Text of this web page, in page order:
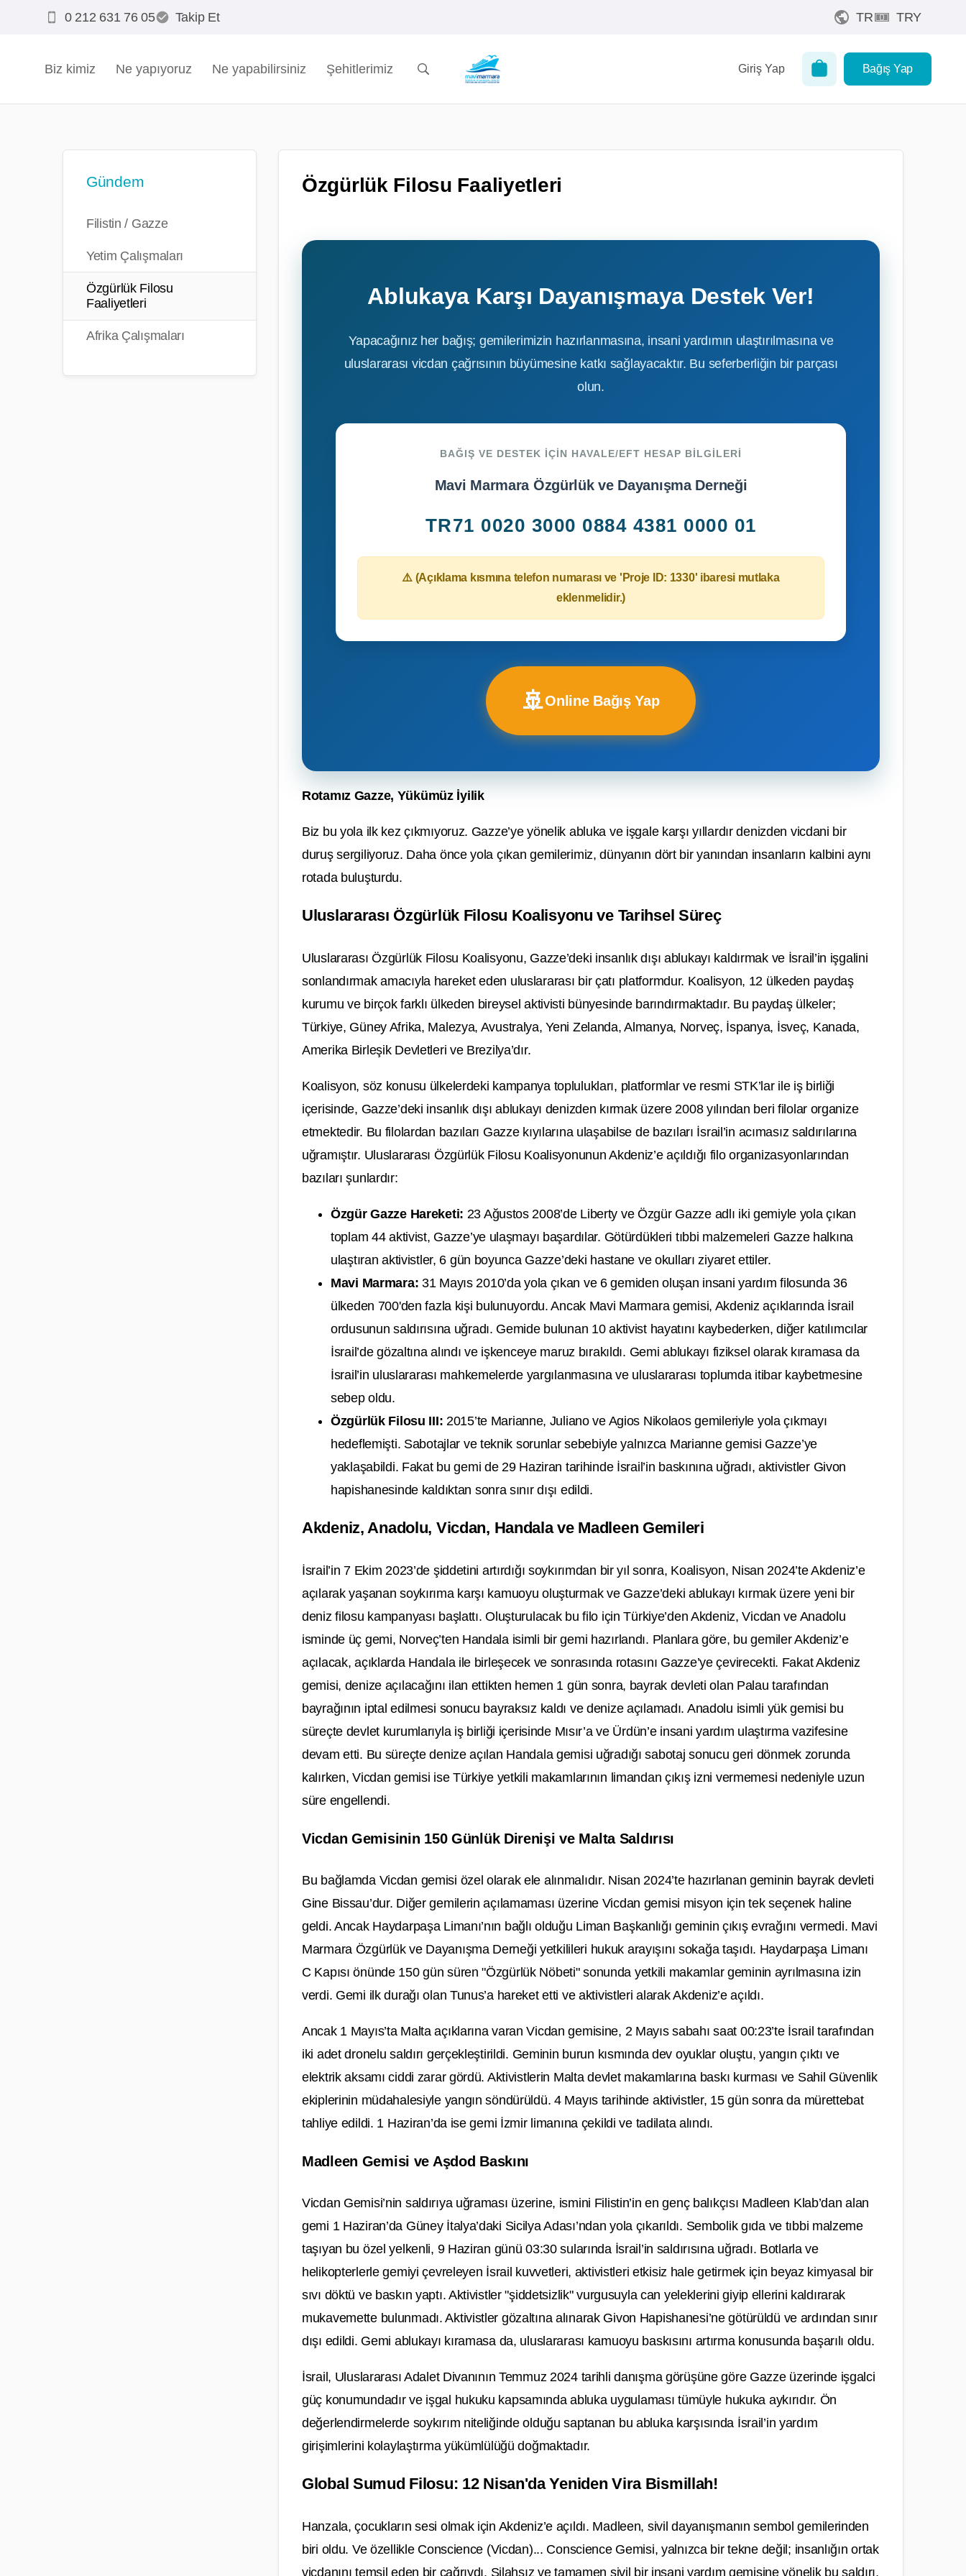
0 212 631 76 05 Takip Et TR TRY
Biz kimiz Ne yapıyoruz Ne yapabilirsiniz Şehitlerimiz Giriş Yap Bağış Yap
Gündem
Filistin / Gazze
Yetim Çalışmaları
Özgürlük Filosu
Faaliyetleri
Afrika Çalışmaları
Özgürlük Filosu Faaliyetleri
Ablukaya Karşı Dayanışmaya Destek Ver!
Yapacağınız her bağış; gemilerimizin hazırlanmasına, insani yardımın ulaştırılmasına ve
uluslararası vicdan çağrısının büyümesine katkı sağlayacaktır. Bu seferberliğin bir parçası
olun.
BAĞIŞ VE DESTEK İÇIN HAVALE/EFT HESAP BILGILERI
Mavi Marmara Özgürlük ve Dayanışma Derneği
TR71 0020 3000 0884 4381 0000 01
⚠️ (Açıklama kısmına telefon numarası ve 'Proje ID: 1330' ibaresi mutlaka
eklenmelidir.)
🚢Online Bağış Yap
Rotamız Gazze, Yükümüz İyilik
Biz bu yola ilk kez çıkmıyoruz. Gazze’ye yönelik abluka ve işgale karşı yıllardır denizden vicdani bir
duruş sergiliyoruz. Daha önce yola çıkan gemilerimiz, dünyanın dört bir yanından insanların kalbini aynı
rotada buluşturdu.
Uluslararası Özgürlük Filosu Koalisyonu ve Tarihsel Süreç
Uluslararası Özgürlük Filosu Koalisyonu, Gazze’deki insanlık dışı ablukayı kaldırmak ve İsrail’in işgalini
sonlandırmak amacıyla hareket eden uluslararası bir çatı platformdur. Koalisyon, 12 ülkeden paydaş
kurumu ve birçok farklı ülkeden bireysel aktivisti bünyesinde barındırmaktadır. Bu paydaş ülkeler;
Türkiye, Güney Afrika, Malezya, Avustralya, Yeni Zelanda, Almanya, Norveç, İspanya, İsveç, Kanada,
Amerika Birleşik Devletleri ve Brezilya’dır.
Koalisyon, söz konusu ülkelerdeki kampanya toplulukları, platformlar ve resmi STK’lar ile iş birliği
içerisinde, Gazze’deki insanlık dışı ablukayı denizden kırmak üzere 2008 yılından beri filolar organize
etmektedir. Bu filolardan bazıları Gazze kıyılarına ulaşabilse de bazıları İsrail’in acımasız saldırılarına
uğramıştır. Uluslararası Özgürlük Filosu Koalisyonunun Akdeniz’e açıldığı filo organizasyonlarından
bazıları şunlardır:
Özgür Gazze Hareketi: 23 Ağustos 2008’de Liberty ve Özgür Gazze adlı iki gemiyle yola çıkan
toplam 44 aktivist, Gazze’ye ulaşmayı başardılar. Götürdükleri tıbbi malzemeleri Gazze halkına
ulaştıran aktivistler, 6 gün boyunca Gazze’deki hastane ve okulları ziyaret ettiler.
Mavi Marmara: 31 Mayıs 2010’da yola çıkan ve 6 gemiden oluşan insani yardım filosunda 36
ülkeden 700'den fazla kişi bulunuyordu. Ancak Mavi Marmara gemisi, Akdeniz açıklarında İsrail
ordusunun saldırısına uğradı. Gemide bulunan 10 aktivist hayatını kaybederken, diğer katılımcılar
İsrail’de gözaltına alındı ve işkenceye maruz bırakıldı. Gemi ablukayı fiziksel olarak kıramasa da
İsrail’in uluslararası mahkemelerde yargılanmasına ve uluslararası toplumda itibar kaybetmesine
sebep oldu.
Özgürlük Filosu III: 2015’te Marianne, Juliano ve Agios Nikolaos gemileriyle yola çıkmayı
hedeflemişti. Sabotajlar ve teknik sorunlar sebebiyle yalnızca Marianne gemisi Gazze’ye
yaklaşabildi. Fakat bu gemi de 29 Haziran tarihinde İsrail’in baskınına uğradı, aktivistler Givon
hapishanesinde kaldıktan sonra sınır dışı edildi.
Akdeniz, Anadolu, Vicdan, Handala ve Madleen Gemileri
İsrail’in 7 Ekim 2023’de şiddetini artırdığı soykırımdan bir yıl sonra, Koalisyon, Nisan 2024’te Akdeniz’e
açılarak yaşanan soykırıma karşı kamuoyu oluşturmak ve Gazze’deki ablukayı kırmak üzere yeni bir
deniz filosu kampanyası başlattı. Oluşturulacak bu filo için Türkiye’den Akdeniz, Vicdan ve Anadolu
isminde üç gemi, Norveç’ten Handala isimli bir gemi hazırlandı. Planlara göre, bu gemiler Akdeniz’e
açılacak, açıklarda Handala ile birleşecek ve sonrasında rotasını Gazze’ye çevirecekti. Fakat Akdeniz
gemisi, denize açılacağını ilan ettikten hemen 1 gün sonra, bayrak devleti olan Palau tarafından
bayrağının iptal edilmesi sonucu bayraksız kaldı ve denize açılamadı. Anadolu isimli yük gemisi bu
süreçte devlet kurumlarıyla iş birliği içerisinde Mısır’a ve Ürdün’e insani yardım ulaştırma vazifesine
devam etti. Bu süreçte denize açılan Handala gemisi uğradığı sabotaj sonucu geri dönmek zorunda
kalırken, Vicdan gemisi ise Türkiye yetkili makamlarının limandan çıkış izni vermemesi nedeniyle uzun
süre engellendi.
Vicdan Gemisinin 150 Günlük Direnişi ve Malta Saldırısı
Bu bağlamda Vicdan gemisi özel olarak ele alınmalıdır. Nisan 2024’te hazırlanan geminin bayrak devleti
Gine Bissau’dur. Diğer gemilerin açılamaması üzerine Vicdan gemisi misyon için tek seçenek haline
geldi. Ancak Haydarpaşa Limanı’nın bağlı olduğu Liman Başkanlığı geminin çıkış evrağını vermedi. Mavi
Marmara Özgürlük ve Dayanışma Derneği yetkilileri hukuk arayışını sokağa taşıdı. Haydarpaşa Limanı
C Kapısı önünde 150 gün süren "Özgürlük Nöbeti" sonunda yetkili makamlar geminin ayrılmasına izin
verdi. Gemi ilk durağı olan Tunus’a hareket etti ve aktivistleri alarak Akdeniz’e açıldı.
Ancak 1 Mayıs’ta Malta açıklarına varan Vicdan gemisine, 2 Mayıs sabahı saat 00:23’te İsrail tarafından
iki adet dronelu saldırı gerçekleştirildi. Geminin burun kısmında dev oyuklar oluştu, yangın çıktı ve
elektrik aksamı ciddi zarar gördü. Aktivistlerin Malta devlet makamlarına baskı kurması ve Sahil Güvenlik
ekiplerinin müdahalesiyle yangın söndürüldü. 4 Mayıs tarihinde aktivistler, 15 gün sonra da mürettebat
tahliye edildi. 1 Haziran’da ise gemi İzmir limanına çekildi ve tadilata alındı.
Madleen Gemisi ve Aşdod Baskını
Vicdan Gemisi’nin saldırıya uğraması üzerine, ismini Filistin’in en genç balıkçısı Madleen Klab’dan alan
gemi 1 Haziran’da Güney İtalya’daki Sicilya Adası’ndan yola çıkarıldı. Sembolik gıda ve tıbbi malzeme
taşıyan bu özel yelkenli, 9 Haziran günü 03:30 sularında İsrail’in saldırısına uğradı. Botlarla ve
helikopterlerle gemiyi çevreleyen İsrail kuvvetleri, aktivistleri etkisiz hale getirmek için beyaz kimyasal bir
sıvı döktü ve baskın yaptı. Aktivistler "şiddetsizlik" vurgusuyla can yeleklerini giyip ellerini kaldırarak
mukavemette bulunmadı. Aktivistler gözaltına alınarak Givon Hapishanesi’ne götürüldü ve ardından sınır
dışı edildi. Gemi ablukayı kıramasa da, uluslararası kamuoyu baskısını artırma konusunda başarılı oldu.
İsrail, Uluslararası Adalet Divanının Temmuz 2024 tarihli danışma görüşüne göre Gazze üzerinde işgalci
güç konumundadır ve işgal hukuku kapsamında abluka uygulaması tümüyle hukuka aykırıdır. Ön
değerlendirmelerde soykırım niteliğinde olduğu saptanan bu abluka karşısında İsrail’in yardım
girişimlerini kolaylaştırma yükümlülüğü doğmaktadır.
Global Sumud Filosu: 12 Nisan'da Yeniden Vira Bismillah!
Hanzala, çocukların sesi olmak için Akdeniz’e açıldı. Madleen, sivil dayanışmanın sembol gemilerinden
biri oldu. Ve özellikle Conscience (Vicdan)... Conscience Gemisi, yalnızca bir tekne değil; insanlığın ortak
vicdanını temsil eden bir çağrıydı. Silahsız ve tamamen sivil bir insani yardım gemisine yönelik bu saldırı,